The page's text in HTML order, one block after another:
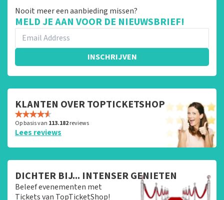
Nooit meer een aanbieding missen?
MELD JE AAN VOOR DE NIEUWSBRIEF!
INSCHRIJVEN
KLANTEN OVER TOPTICKETSHOP
Op basis van 113.182reviews
Lees reviews
DICHTER BIJ... INTENSER GENIETEN
Beleef evenementen met
Tickets van TopTicketShop!